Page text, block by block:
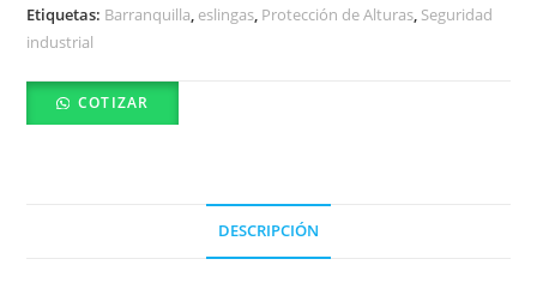
Etiquetas: Barranquilla, eslingas, Protección de Alturas, Seguridad
industrial
COTIZAR
DESCRIPCIÓN